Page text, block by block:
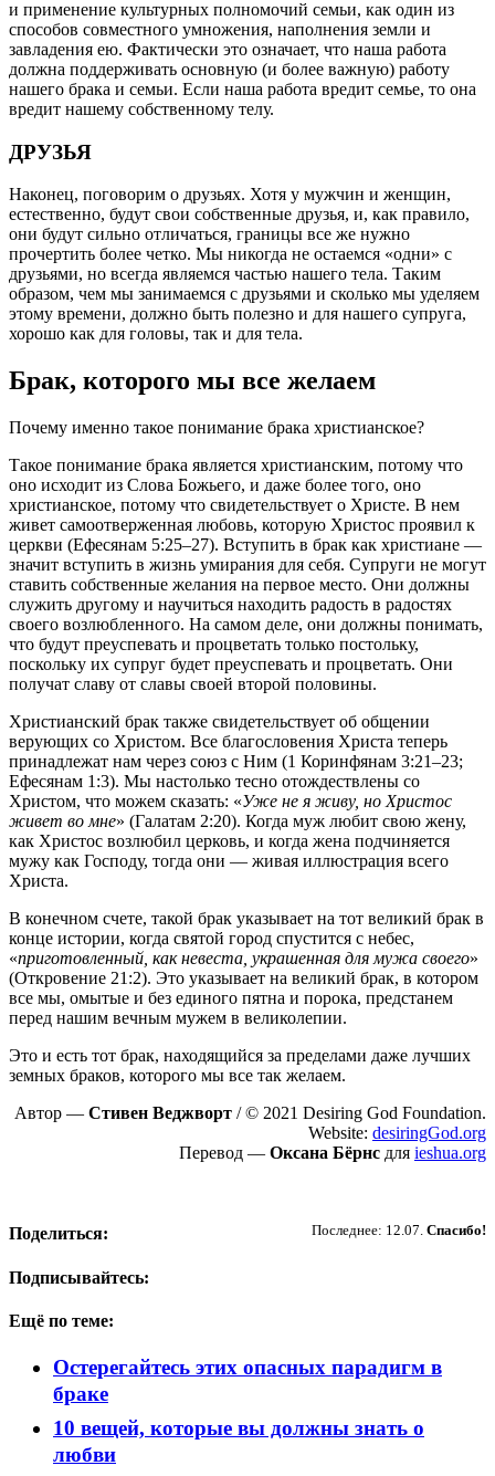
и применение культурных полномочий семьи, как один из
способов совместного умножения, наполнения земли и
завладения ею. Фактически это означает, что наша работа
должна поддерживать основную (и более важную) работу
нашего брака и семьи. Если наша работа вредит семье, то она
вредит нашему собственному телу.
ДРУЗЬЯ
Наконец, поговорим о друзьях. Хотя у мужчин и женщин,
естественно, будут свои собственные друзья, и, как правило,
они будут сильно отличаться, границы все же нужно
прочертить более четко. Мы никогда не остаемся «одни» с
друзьями, но всегда являемся частью нашего тела. Таким
образом, чем мы занимаемся с друзьями и сколько мы уделяем
этому времени, должно быть полезно и для нашего супруга,
хорошо как для головы, так и для тела.
Брак, которого мы все желаем
Почему именно такое понимание брака христианское?
Такое понимание брака является христианским, потому что
оно исходит из Слова Божьего, и даже более того, оно
христианское, потому что свидетельствует о Христе. В нем
живет самоотверженная любовь, которую Христос проявил к
церкви (Ефесянам 5:25–27). Вступить в брак как христиане —
значит вступить в жизнь умирания для себя. Супруги не могут
ставить собственные желания на первое место. Они должны
служить другому и научиться находить радость в радостях
своего возлюбленного. На самом деле, они должны понимать,
что будут преуспевать и процветать только постольку,
поскольку их супруг будет преуспевать и процветать. Они
получат славу от славы своей второй половины.
Христианский брак также свидетельствует об общении
верующих со Христом. Все благословения Христа теперь
принадлежат нам через союз с Ним (1 Коринфянам 3:21–23;
Ефесянам 1:3). Мы настолько тесно отождествлены со
Христом, что можем сказать: «Уже не я живу, но Христос
живет во мне» (Галатам 2:20). Когда муж любит свою жену,
как Христос возлюбил церковь, и когда жена подчиняется
мужу как Господу, тогда они — живая иллюстрация всего
Христа.
В конечном счете, такой брак указывает на тот великий брак в
конце истории, когда святой город спустится с небес,
«приготовленный, как невеста, украшенная для мужа своего»
(Откровение 21:2). Это указывает на великий брак, в котором
все мы, омытые и без единого пятна и порока, предстанем
перед нашим вечным мужем в великолепии.
Это и есть тот брак, находящийся за пределами даже лучших
земных браков, которого мы все так желаем.
Автор — Стивен Веджворт / © 2021 Desiring God Foundation.
Website: desiringGod.org
Перевод — Оксана Бёрнс для ieshua.org
Последнее: 12.07. Спасибо!
Поделиться:
Подписывайтесь:
Ещё по теме:
Остерегайтесь этих опасных парадигм в
браке
10 вещей, которые вы должны знать о
любви